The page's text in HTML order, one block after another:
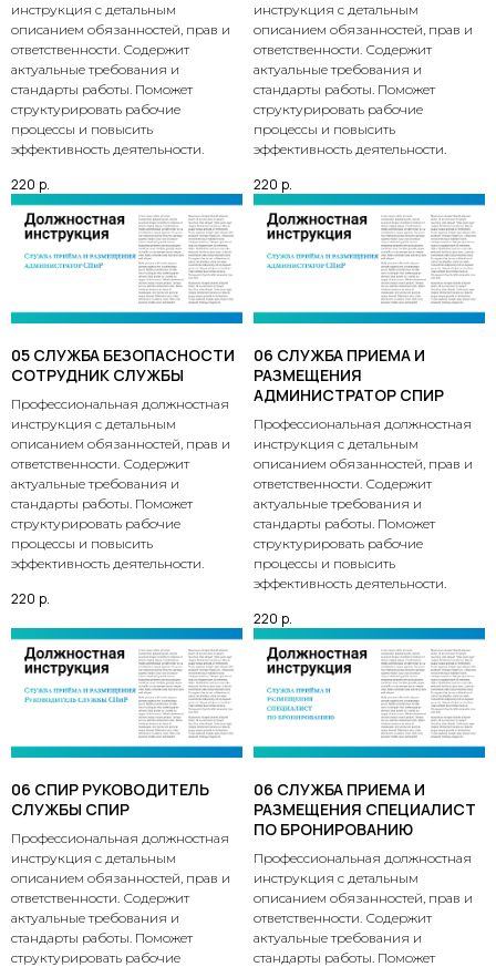
инструкция с детальным
описанием обязанностей, прав и
ответственности. Содержит
актуальные требования и
стандарты работы. Поможет
структурировать рабочие
процессы и повысить
эффективность деятельности.
220 р.
инструкция с детальным
описанием обязанностей, прав и
ответственности. Содержит
актуальные требования и
стандарты работы. Поможет
структурировать рабочие
процессы и повысить
эффективность деятельности.
220 р.
05 СЛУЖБА БЕЗОПАСНОСТИ
СОТРУДНИК СЛУЖБЫ
Профессиональная должностная
инструкция с детальным
описанием обязанностей, прав и
ответственности. Содержит
актуальные требования и
стандарты работы. Поможет
структурировать рабочие
процессы и повысить
эффективность деятельности.
220 р.
06 СЛУЖБА ПРИЕМА И
РАЗМЕЩЕНИЯ
АДМИНИСТРАТОР СПИР
Профессиональная должностная
инструкция с детальным
описанием обязанностей, прав и
ответственности. Содержит
актуальные требования и
стандарты работы. Поможет
структурировать рабочие
процессы и повысить
эффективность деятельности.
220 р.
06 СПИР РУКОВОДИТЕЛЬ
СЛУЖБЫ СПИР
Профессиональная должностная
инструкция с детальным
описанием обязанностей, прав и
ответственности. Содержит
актуальные требования и
стандарты работы. Поможет
структурировать рабочие
06 СЛУЖБА ПРИЕМА И
РАЗМЕЩЕНИЯ СПЕЦИАЛИСТ
ПО БРОНИРОВАНИЮ
Профессиональная должностная
инструкция с детальным
описанием обязанностей, прав и
ответственности. Содержит
актуальные требования и
стандарты работы. Поможет